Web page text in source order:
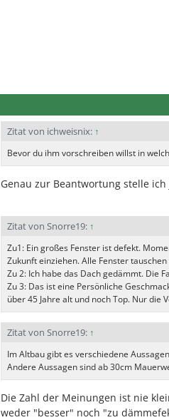
Zitat von ichweisnix: ↑
Bevor du ihm vorschreiben willst in
Genau zur Beantwortung stelle
Zitat von Snorre19: ↑
Zu1: Ein großes Fenster ist defekt.
Zukunft einziehen. Alle Fenster
Zu 2: Ich habe das Dach gedämmt. Die
Zu 3: Das ist eine Persönliche
über 45 Jahre alt und noch Top. Nur die
Zitat von Snorre19: ↑
Im Altbau gibt es verschiedene
Andere Aussagen sind ab 30cm
Die Zahl der Meinungen ist nie
weder "besser" noch "zu